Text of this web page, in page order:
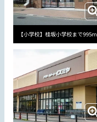
【小学校】桂坂小学校まで995m